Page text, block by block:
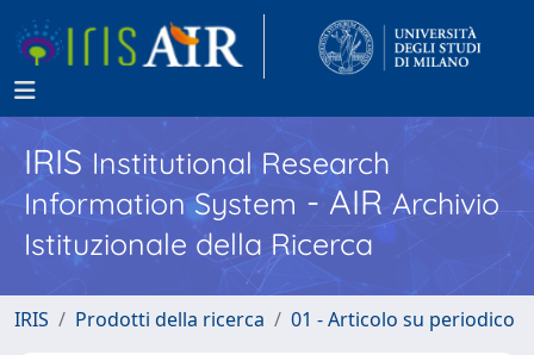
IRISInstitutional Research
Information System - AIR Archivio
Istituzionale della Ricerca
IRIS Prodotti della ricerca 01 - Articolo su periodico